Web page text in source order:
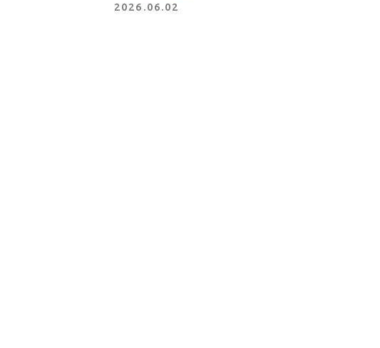
2026.06.02